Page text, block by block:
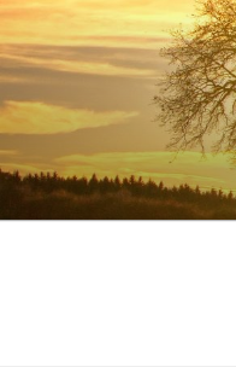
Skip
to
content